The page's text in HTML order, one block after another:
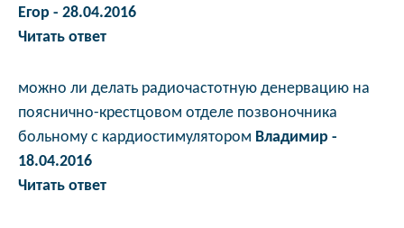
Егор - 28.04.2016
Читать ответ
можно ли делать радиочастотную денервацию на
пояснично-крестцовом отделе позвоночника
больному с кардиостимулятором Владимир -
18.04.2016
Читать ответ